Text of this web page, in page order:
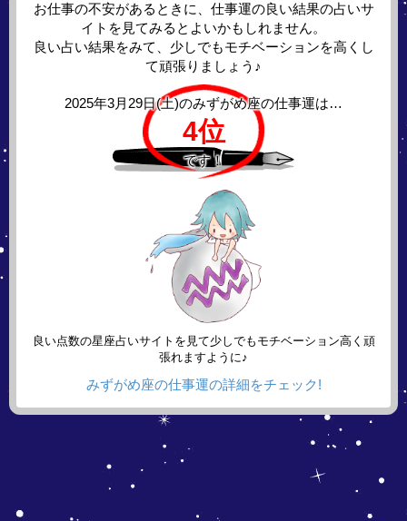
お仕事の不安があるときに、仕事運の良い結果の占いサ
イトを見てみるとよいかもしれません。
良い占い結果をみて、少しでもモチベーションを高くし
て頑張りましょう♪
2025年3月29日(土)のみずがめ座の仕事運は…
4位
です！
良い点数の星座占いサイトを見て少しでもモチベーション高く頑
張れますように♪
みずがめ座の仕事運の詳細をチェック!